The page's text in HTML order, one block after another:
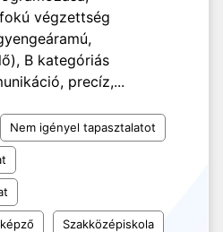
végzettség
B kategóriás
precíz,...
Nem igényel tapasztalatot
Szakközépiskola